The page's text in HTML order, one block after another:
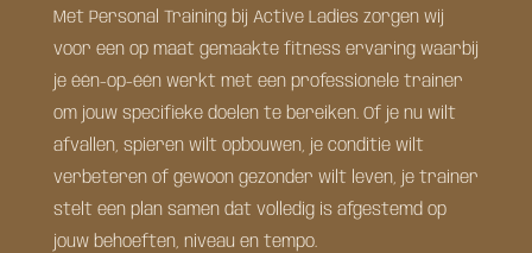
Met Personal Training bij Active Ladies zorgen wij
voor een op maat gemaakte fitness ervaring waarbij
je één-op-één werkt met een professionele trainer
om jouw specifieke doelen te bereiken. Of je nu wilt
afvallen, spieren wilt opbouwen, je conditie wilt
verbeteren of gewoon gezonder wilt leven, je trainer
stelt een plan samen dat volledig is afgestemd op
jouw behoeften, niveau en tempo.